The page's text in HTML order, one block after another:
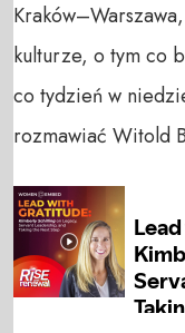
kulturze, o tym co
co tydzień w
rozmawiać Witold